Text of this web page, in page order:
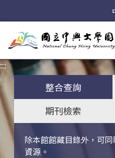
:::
整合查詢
期刊檢索
除本館館藏目錄外，可
資源。
關鍵字搜尋